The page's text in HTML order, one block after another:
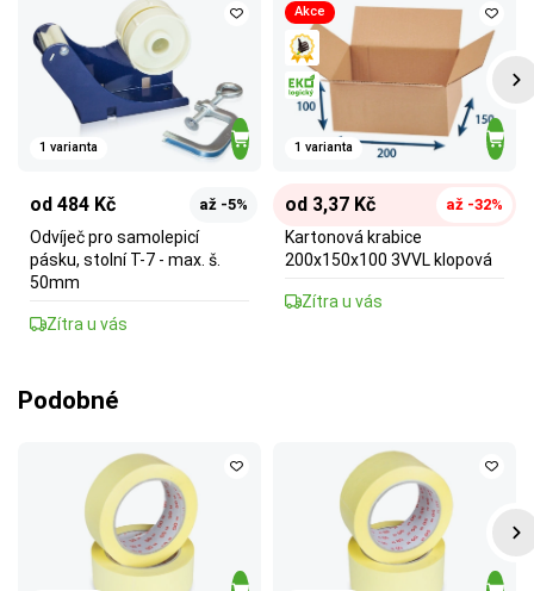
1 varianta
od 484 Kč až -5%
Odvíječ pro samolepicí
pásku, stolní T-7 - max. š.
50mm
Zítra u vás
Akce
1 varianta
od 3,37 Kč až -32%
Kartonová krabice
200x150x100 3VVL klopová
Zítra u vás
Podobné